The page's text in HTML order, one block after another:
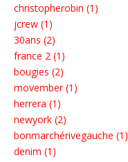
christopherobin (1)
jcrew (1)
30ans (2)
france 2 (1)
bougies (2)
movember (1)
herrera (1)
newyork (2)
bonmarchérivegauche (1)
denim (1)